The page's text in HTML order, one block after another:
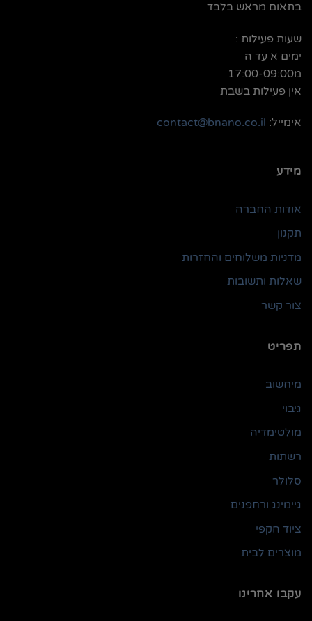
בתאום מראש בלבד
שעות פעילות :
ימים א עד ה
מ17:00-09:00
אין פעילות בשבת
אימייל: contact@bnano.co.il
מידע
אודות החברה
תקנון
מדניות משלוחים והחזרות
שאלות ותשובות
צור קשר
תפריט
מיחשוב
גיבוי
מולטימדיה
רשתות
סלולר
גיימינג ורחפנים
ציוד הקפי
מוצרים לבית
עקבו אחרינו